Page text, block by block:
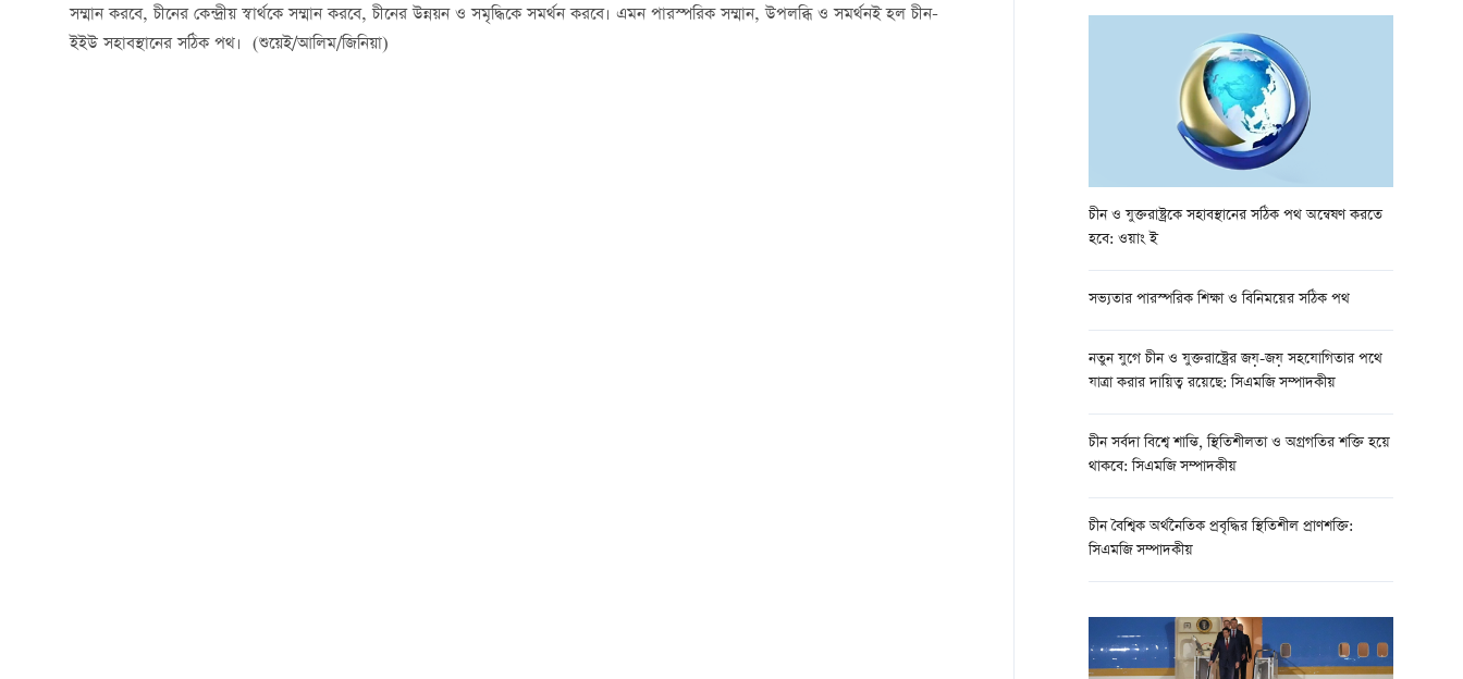
সম্মান করবে, চীনের কেন্দ্রীয় স্বার্থকে সম্মান করবে, চীনের উন্নয়ন ও সমৃদ্ধিকে সমর্থন করবে। এমন পারস্পরিক সম্মান, উপলব্ধি ও সমর্থনই হল চীন-
ইইউ সহাবস্থানের সঠিক পথ। (শুয়েই/আলিম/জিনিয়া)
চীন ও যুক্তরাষ্ট্রকে সহাবস্থানের সঠিক পথ অন্বেষণ করতে
হবে: ওয়াং ই
সভ্যতার পারস্পরিক শিক্ষা ও বিনিময়ের সঠিক পথ
নতুন যুগে চীন ও যুক্তরাষ্ট্রের জয়-জয় সহযোগিতার পথে
যাত্রা করার দায়িত্ব রয়েছে: সিএমজি সম্পাদকীয়
চীন সর্বদা বিশ্বে শান্তি, স্থিতিশীলতা ও অগ্রগতির শক্তি হয়ে
থাকবে: সিএমজি সম্পাদকীয়
চীন বৈশ্বিক অর্থনৈতিক প্রবৃদ্ধির স্থিতিশীল প্রাণশক্তি:
সিএমজি সম্পাদকীয়